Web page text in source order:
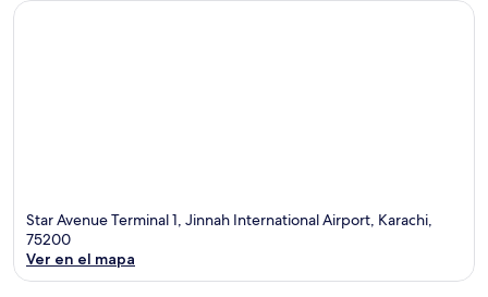
Star Avenue Terminal 1, Jinnah International Airport, Karachi,
75200
Ver en el mapa